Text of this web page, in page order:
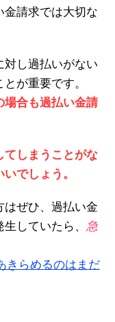
金請求では大切な
対し過払いがない
が重要です。
場合も過払い金請
てしまうことがな
でしょう。
はぜひ、過払い金
していたら、 急
きらめるのはまだ